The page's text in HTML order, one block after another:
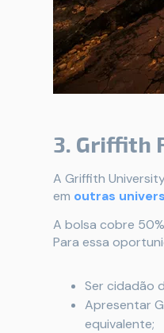
3. Griffith
A Griffith
em outras
A bolsa cobre
Para essa
Ser cidadão
Apresentar
equivalente;